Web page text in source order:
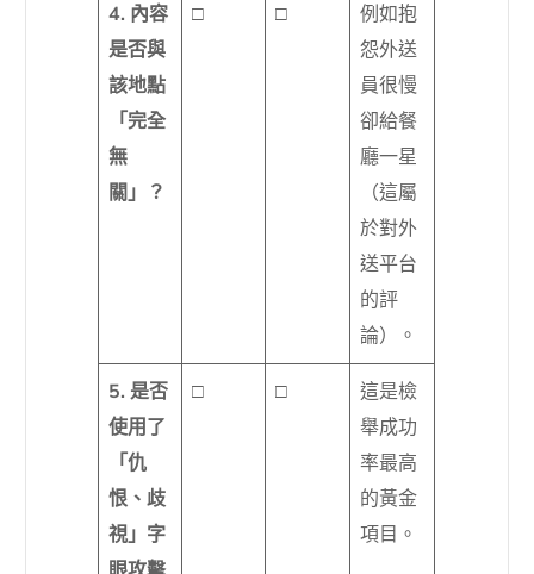
4. 內容
是否與
該地點
「完全
無
關」？
□ □
例如抱
怨外送
員很慢
卻給餐
廳一星
（這屬
於對外
送平台
的評
論）。
5. 是否
使用了
「仇
恨、歧
視」字
□ □
這是檢
舉成功
率最高
的黃金
項目。